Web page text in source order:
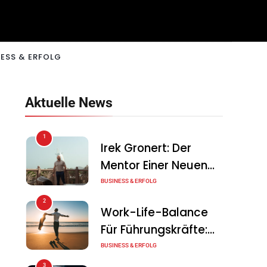
& ERFOLG
Aktuelle News
1
Irek Gronert: Der
Mentor Einer Neuen
Generation Von
BUSINESS & ERFOLG
2
Work-Life-Balance
Für Führungskräfte:
Illusion Oder Echte
BUSINESS & ERFOLG
3